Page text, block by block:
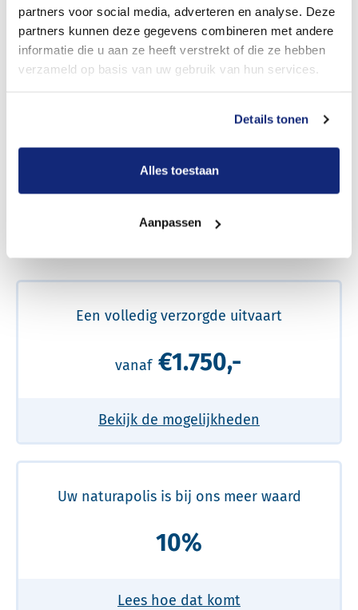
partners voor social media, adverteren en analyse. Deze
partners kunnen deze gegevens combineren met andere
informatie die u aan ze heeft verstrekt of die ze hebben
verzameld op basis van uw gebruik van hun services.
Details tonen
Alles toestaan
Aanpassen
Een betere uitvaart ervaring voor een betere
Een volledig verzorgde uitvaart
vanaf €1.750,-
Bekijk de mogelijkheden
Uw naturapolis is bij ons meer waard
10%
Lees hoe dat komt